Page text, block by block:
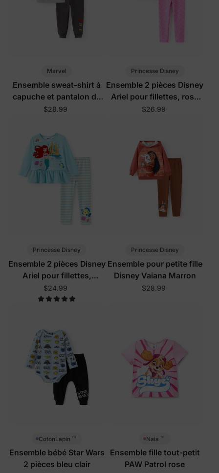
Marvel
Ensemble sweat-shirt à
capuche et pantalon de
survêtement Marvel pour
2 pièces, Iron
Man/Captain
America/Green Hulk,
poignets côtelés, gris
$28.99
Princesse Disney
Ensemble 2 pièces Disney
Ariel pour fillettes, rose
vif
$26.99
Princesse Disney
Ensemble 2 pièces Disney
Ariel pour fillettes,
menthe et bleu
$24.99
Princesse Disney
Ensemble pour petite fille
Disney Vaiana Marron
$28.99
CotonLapin ™
Ensemble bébé Star Wars
2 pièces bleu clair
Naia ™
Ensemble fille tout-petit
PAW Patrol rose